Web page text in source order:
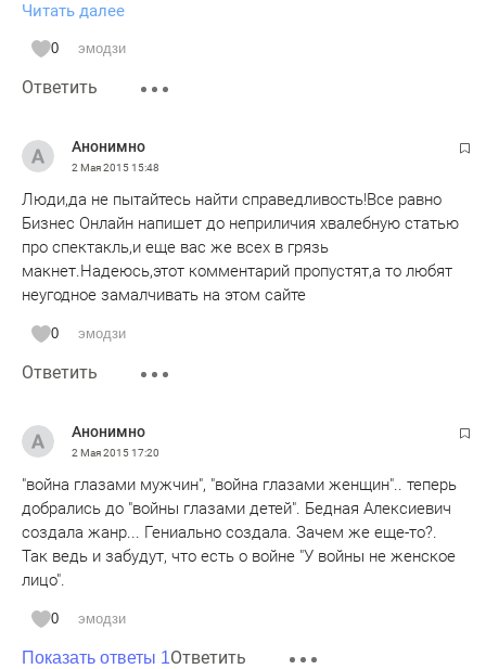
но все же у нас театр для юного зрителя, и мы в первую
очередь рассчитываем на аудиторию 12+"
Уж извините ветераны, мы рады конечно, но мы типа для
вчера толпой уводили.Дорогие ветераны! Подышите лучше
воздухом и проведите праздники с близкими, вам это не
Читать далее
0 эмодзи
Ответить
Анонимно
2 Мая 201515:48
Люди,да не пытайтесь найти справедливость!Все равно
Бизнес Онлайн напишет до неприличия хвалебную статью
про спектакль,и еще вас же всех в грязь
макнет.Надеюсь,этот комментарий пропустят,а то любят
неугодное замалчивать на этом сайте
0 эмодзи
Ответить
Анонимно
2 Мая 201517:20
"война глазами мужчин", "война глазами женщин".. теперь
добрались до "войны глазами детей". Бедная Алексиевич
создала жанр... Гениально создала. Зачем же еще-то?.
Так ведь и забудут, что есть о войне "У войны не женское
лицо".
0 эмодзи
Показать ответы 1Ответить